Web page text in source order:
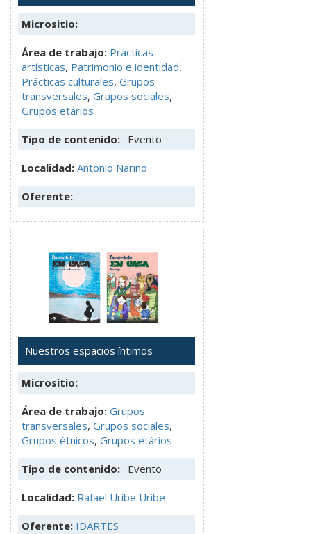
Micrositio:
Área de trabajo: Prácticas
artísticas, Patrimonio e identidad,
Prácticas culturales, Grupos
transversales, Grupos sociales,
Grupos etários
Tipo de contenido: · Evento
Localidad: Antonio Nariño
Oferente:
Nuestros espacios íntimos
Micrositio:
Área de trabajo: Grupos
transversales, Grupos sociales,
Grupos étnicos, Grupos etários
Tipo de contenido: · Evento
Localidad: Rafael Uribe Uribe
Oferente: IDARTES